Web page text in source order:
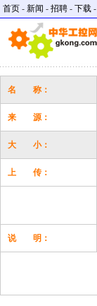
首页 - 新闻 - 招聘 - 下载 -
名 称：
来 源：
大 小：
上 传：
说 明：